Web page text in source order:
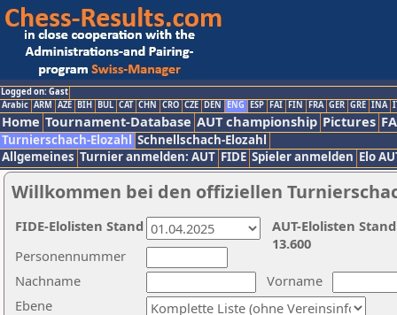
Logged on: Gast
Arabic ARM AZE BIH BUL CAT CHN CRO CZE DEN ENG ESP FAI FIN FRA GER GRE INA
Home Tournament-Database AUT championship Pictures
Turnierschach-Elozahl Schnellschach-Elozahl
Allgemeines Turnier anmelden: AUT FIDE Spieler anmelden Elo
Willkommen bei den offiziellen
Nachname
Vorname
Ebene
Personennummer
AUT-Elolisten
13.600
FIDE-Elolisten Stand